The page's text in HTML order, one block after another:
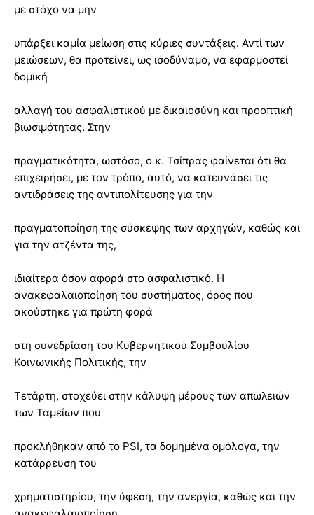
με στόχο να μην
υπάρξει καμία μείωση στις κύριες συντάξεις. Αντί των
μειώσεων, θα προτείνει, ως ισοδύναμο, να εφαρμοστεί
δομική
αλλαγή του ασφαλιστικού με δικαιοσύνη και προοπτική
βιωσιμότητας. Στην
πραγματικότητα, ωστόσο, ο κ. Τσίπρας φαίνεται ότι θα
επιχειρήσει, με τον τρόπο, αυτό, να κατευνάσει τις
αντιδράσεις της αντιπολίτευσης για την
πραγματοποίηση της σύσκεψης των αρχηγών, καθώς και
για την ατζέντα της,
ιδιαίτερα όσον αφορά στο ασφαλιστικό. Η
ανακεφαλαιοποίηση του συστήματος, όρος που
ακούστηκε για πρώτη φορά
στη συνεδρίαση του Κυβερνητικού Συμβουλίου
Κοινωνικής Πολιτικής, την
Τετάρτη, στοχεύει στην κάλυψη μέρους των απωλειών
των Ταμείων που
προκλήθηκαν από το PSI, τα δομημένα ομόλογα, την
κατάρρευση του
χρηματιστηρίου, την ύφεση, την ανεργία, καθώς και την